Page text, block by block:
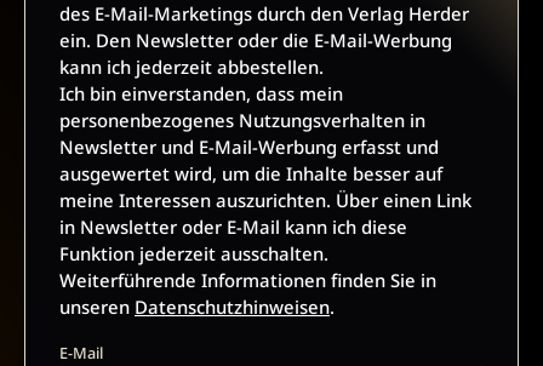
AGB UND WIDERRUFSBELEHRUNG DATENSCHUTZ
BARRIEREFREIHEIT IMPRESSUM
VERTRAG WIDERRUFEN
des E-Mail-Marketings durch den Verlag Herder
ein. Den Newsletter oder die E-Mail-Werbung
kann ich jederzeit abbestellen.
Ich bin einverstanden, dass mein
personenbezogenes Nutzungsverhalten in
Newsletter und E-Mail-Werbung erfasst und
ausgewertet wird, um die Inhalte besser auf
meine Interessen auszurichten. Über einen Link
in Newsletter oder E-Mail kann ich diese
Funktion jederzeit ausschalten.
Weiterführende Informationen finden Sie in
unseren Datenschutzhinweisen.
E-Mail